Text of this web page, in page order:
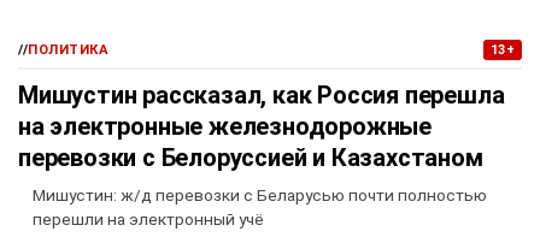
//ПОЛИТИКА 13+
Мишустин рассказал, как Россия перешла
на электронные железнодорожные
перевозки с Белоруссией и Казахстаном
Мишустин: ж/д перевозки с Беларусью почти полностью
перешли на электронный учё